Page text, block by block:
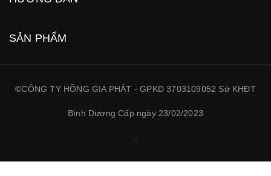
SẢN PHẨM
©CÔNG TY HỒNG GIA PHÁT - GPKD 3703109052 Sở KHĐT
Bình Dương Cấp ngày 23/02/2023
..